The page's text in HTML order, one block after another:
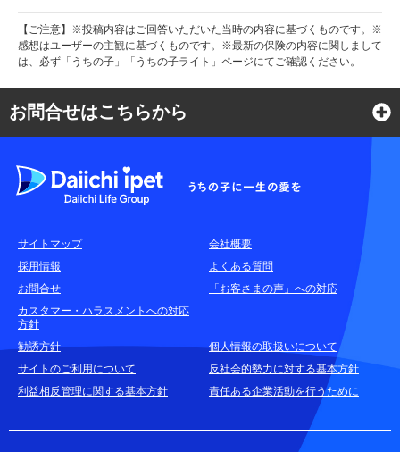
【ご注意】※投稿内容はご回答いただいた当時の内容に基づくものです。※
感想はユーザーの主観に基づくものです。※最新の保険の内容に関しまして
は、必ず「うちの子」「うちの子ライト」ページにてご確認ください。
お問合せはこちらから
各種お問合せ窓口
耳や言葉の不自由なお客さまのお問合せ窓口
お申込みをご検討中のお客さま
(商品に関するお問合せ・資料請求)
資料請求はこちら
サイトマップ
会社概要
採用情報
よくある質問
お問合せ
「お客さまの声」への対応
カスタマー・ハラスメントへの対応
方針
勧誘方針
個人情報の取扱いについて
サイトのご利用について
反社会的勢力に対する基本方針
利益相反管理に関する基本方針
責任ある企業活動を行うために